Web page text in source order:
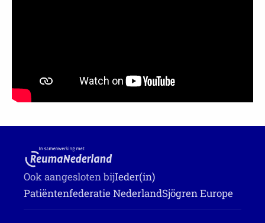
Ook aangesloten bijIeder(in)
Patiëntenfederatie NederlandSjögren Europe